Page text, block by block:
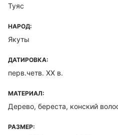
Туяс
НАРОД:
Якуты
ДАТИРОВКА:
перв.четв. XX в.
МАТЕРИАЛ:
Дерево, береста, конский
РАЗМЕР: